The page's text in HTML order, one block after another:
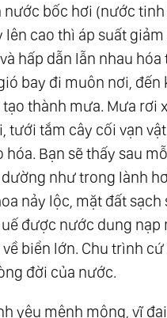
Nhất Thể
Vật Đồng Nhất Thể
- Lão Tử
Linh Hồn Nhỏ Và Mặt
Tâm Linh Kiến Đại Đồng
Truth
Đất - Hãy Bảo Vệ Đất
Bảo Ta Rằng...
nước bốc hơi (nước
lên cao thì áp suất
hấp dẫn lẫn nhau hóa
bay đi muôn nơi, đến
thành mưa. Mưa rơi
tưới tắm cây cối vạn
hóa. Bạn sẽ thấy sau
như trong lành
nảy lộc, mặt đất sạch
được nước dung nạp
biển lớn. Chu trình
đời của nước.
yêu mênh mông, vĩ